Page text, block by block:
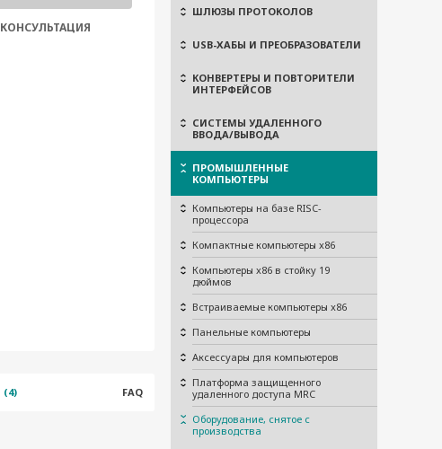
ШЛЮЗЫ ПРОТОКОЛОВ
USB-ХАБЫ И ПРЕОБРАЗОВАТЕЛИ
КОНВЕРТЕРЫ И ПОВТОРИТЕЛИ
ИНТЕРФЕЙСОВ
СИСТЕМЫ УДАЛЕННОГО
ВВОДА/ВЫВОДА
ПРОМЫШЛЕННЫЕ
КОМПЬЮТЕРЫ
Компьютеры на базе RISC-
процессора
Компактные компьютеры x86
Компьютеры x86 в стойку 19
дюймов
Встраиваемые компьютеры x86
Панельные компьютеры
Аксессуары для компьютеров
Платформа защищенного
удаленного доступа MRC
Оборудование, снятое с
производства
КОНСУЛЬТАЦИЯ
(4) FAQ